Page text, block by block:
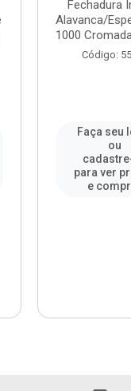
Fechadura
Alavanca/
1000
Código:
Faça seu
ou
para ver
e